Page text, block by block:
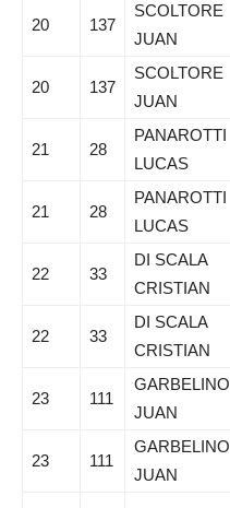
20 137
SCOLTORE
JUAN
20 137
SCOLTORE
JUAN
21 28
PANAROTTI
LUCAS
21 28
PANAROTTI
LUCAS
22 33
DI SCALA
CRISTIAN
22 33
DI SCALA
CRISTIAN
23 111
GARBELINO
JUAN
23 111
GARBELINO
JUAN